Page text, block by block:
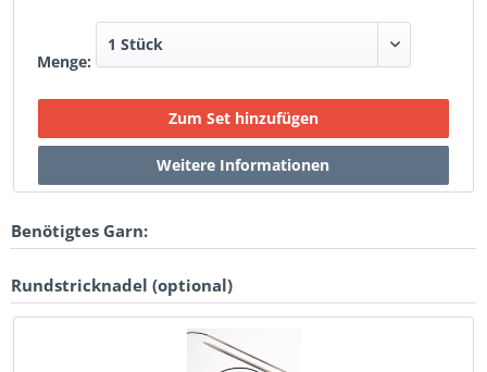
Menge:
Benötigtes Garn:
Rundstricknadel (optional)